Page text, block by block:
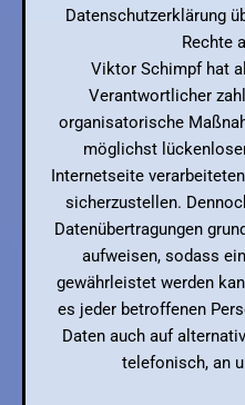
Datenschutzerklärung
Rechte
Viktor Schimpf hat
Verantwortlicher
organisatorische
möglichst
Internetseite
sicherzustellen.
Datenübertragungen
aufweisen, sodass
gewährleistet werden
es jeder betroffenen
Daten auch auf
telefonisch, an